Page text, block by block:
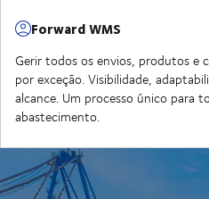
Forward WMS
Gerir todos os envios, produtos e
por exceção. Visibilidade,
alcance. Um processo único para
abastecimento.